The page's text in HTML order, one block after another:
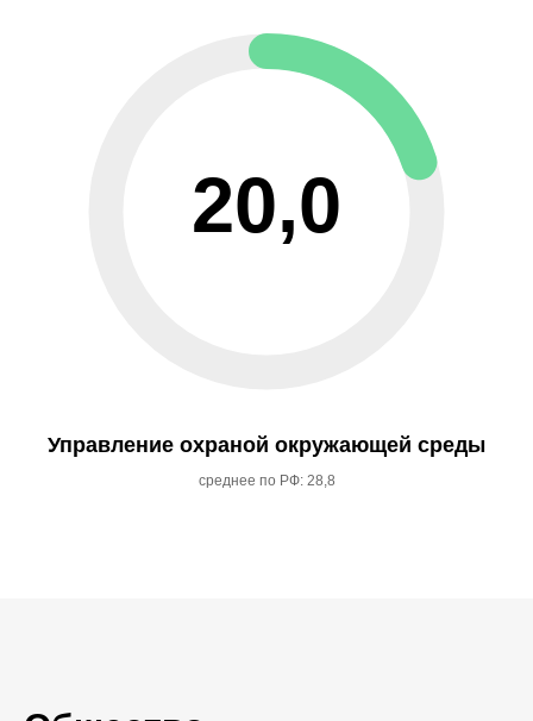
20,0
Управление охраной окружающей среды
среднее по РФ: 28,8